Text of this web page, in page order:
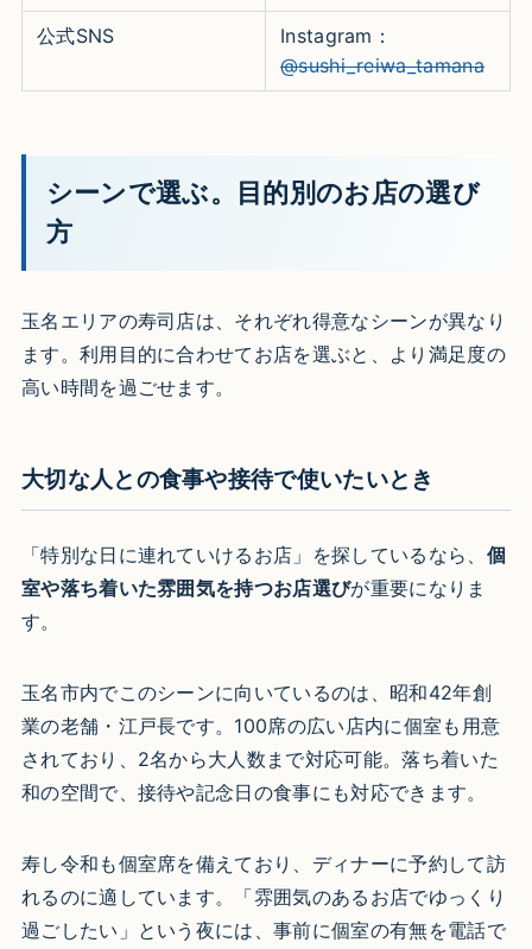
公式SNS
Instagram：
@sushi_reiwa_tamana
シーンで選ぶ。目的別のお店の選び
方
玉名エリアの寿司店は、それぞれ得意なシーンが異なり
ます。利用目的に合わせてお店を選ぶと、より満足度の
高い時間を過ごせます。
大切な人との食事や接待で使いたいとき
「特別な日に連れていけるお店」を探しているなら、 個
室や落ち着いた雰囲気を持つお店選びが重要になりま
す。
玉名市内でこのシーンに向いているのは、昭和42年創
業の老舗・江戸長です。100席の広い店内に個室も用意
されており、2名から大人数まで対応可能。落ち着いた
和の空間で、接待や記念日の食事にも対応できます。
寿し令和も個室席を備えており、ディナーに予約して訪
れるのに適しています。「雰囲気のあるお店でゆっくり
過ごしたい」という夜には、事前に個室の有無を電話で